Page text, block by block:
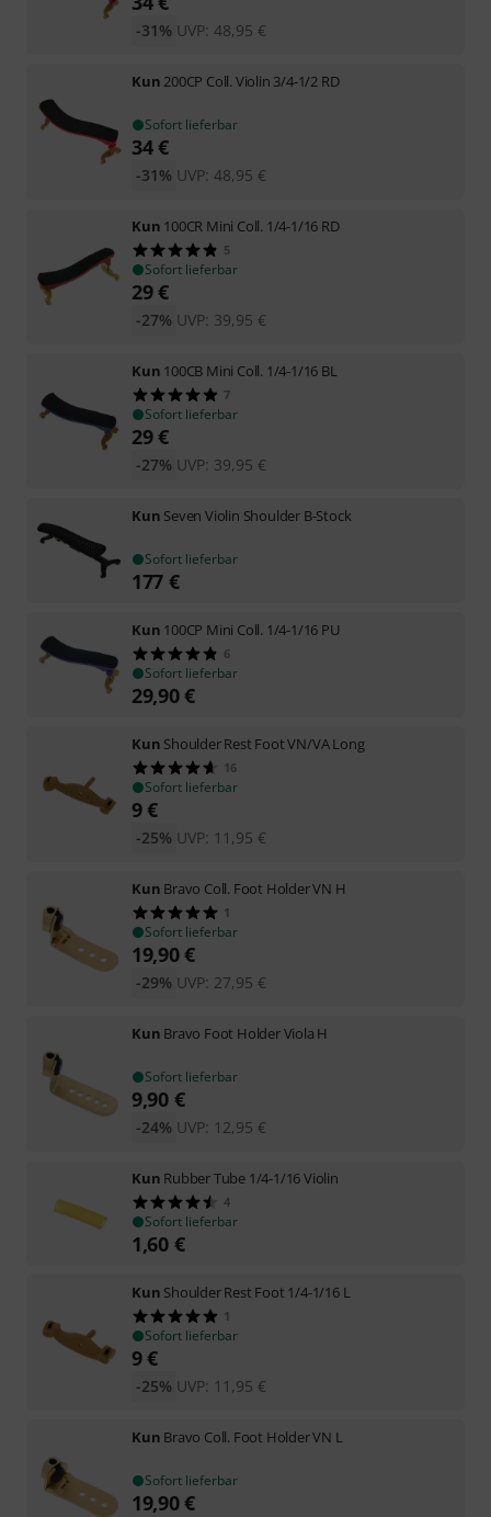
UVP: 48,95 €
-31%
Kun 200CP Coll. Violin 3/4-1/2 RD
Sofort lieferbar
34€
UVP: 48,95 €
-31%
Kun 100CR Mini Coll. 1/4-1/16 RD
5
Sofort lieferbar
29€
UVP: 39,95 €
-27%
Kun 100CB Mini Coll. 1/4-1/16 BL
7
Sofort lieferbar
29€
UVP: 39,95 €
-27%
Kun Seven Violin Shoulder B-Stock
Sofort lieferbar
177 €
Kun 100CP Mini Coll. 1/4-1/16 PU
6
Sofort lieferbar
29,90€
Kun Shoulder Rest Foot VN/VA Long
16
Sofort lieferbar
9€
UVP: 11,95 €
-25%
Kun Bravo Coll. Foot Holder VN H
1
Sofort lieferbar
19,90€
UVP: 27,95 €
-29%
Kun Bravo Foot Holder Viola H
Sofort lieferbar
9,90 €
UVP: 12,95 €
-24%
Kun Rubber Tube 1/4-1/16 Violin
4
Sofort lieferbar
1,60 €
Kun Shoulder Rest Foot 1/4-1/16 L
1
Sofort lieferbar
9€
UVP: 11,95 €
-25%
Kun Bravo Coll. Foot Holder VN L
Sofort lieferbar
19,90€